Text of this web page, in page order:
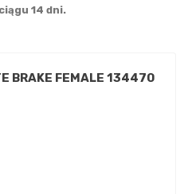
14 dni.
BRAKE FEMALE 134470